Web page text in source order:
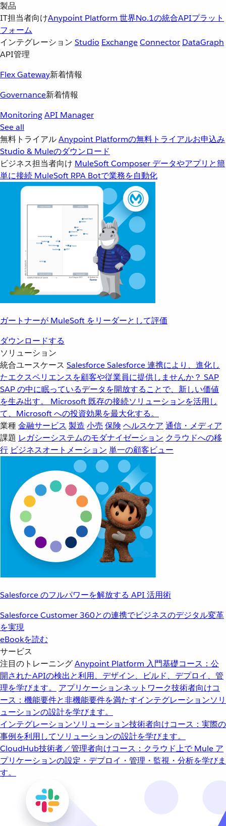
製品
IT担当者向けAnypoint Platform 世界No.1の統合APIプラット
フォーム
インテグレーション Studio ExchangeConnector DataGraph
API管理
Flex Gateway新着情報
Governance新着情報
MonitoringAPI Manager
See all
無料トライアルAnypoint Platformの無料トライアルお申込み
Studio & Muleのダウンロード
ビジネス担当者向け MuleSoft Composer データやアプリと簡
単に接続 MuleSoft RPA Botで業務を自動化
ガートナーが MuleSoft をリーダーとして評価
ダウンロードする
ソリューション
統合ユースケース SalesforceSalesforce 連携により、進化し
たエクスペリエンスを顧客や従業員に提供しませんか？ SAP
SAP の中に眠っているデータを開放することで、新しい価値
を生み出す。
Microsoft 既存の接続ソリューションを活用し
て、Microsoft への投資効果を最大化する。
業種金融サービス 製造 小売 保険 ヘルスケア 通信・メディア
課題 レガシーシステムのモダナイゼーション クラウドへの移
行 ビジネスオートメーション 単一の顧客ビュー
Salesforce のフルパワーを解放する API 活用術
Salesforce Customer 360との連携でビジネスのデジタル変革
を実現
eBookを読む
サービス
注目のトレーニングAnypoint Platform 入門基礎コース：公
開されたAPIの検出と利用、デザイン、ビルド、デプロイ、管
理を学びます。
アプリケーションネットワーク技術者向けコ
ース：機能要件と非機能要件を満たすインテグレーションソリ
ューションの設計を学びます。
インテグレーションソリューション技術者向けコース：実際の
事例を利用してソリューションの設計を学びます。
CloudHub技術者／管理者向けコース：クラウド上で Mule ア
プリケーションの設定・デプロイ・管理・監視・分析を学びま
す。